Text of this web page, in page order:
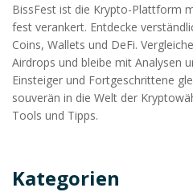
BissFest ist die Krypto-Plattform
fest verankert. Entdecke
Coins, Wallets und DeFi.
Airdrops und bleibe mit Analysen
Einsteiger und Fortgeschrittene
souverän in die Welt der
Tools und Tipps.
Kategorien